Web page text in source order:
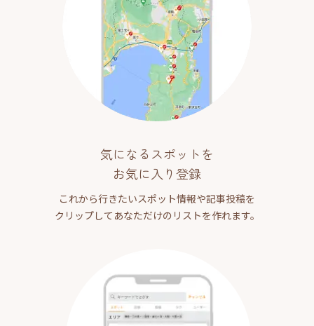
気になるスポットを
お気に入り登録
これから行きたいスポット情報や記事投稿を
クリップしてあなただけのリストを作れます。